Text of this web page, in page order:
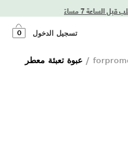
الساعة 7 مساءً
تسجيل الدخول 0
/ عبوة تعبئة معطر